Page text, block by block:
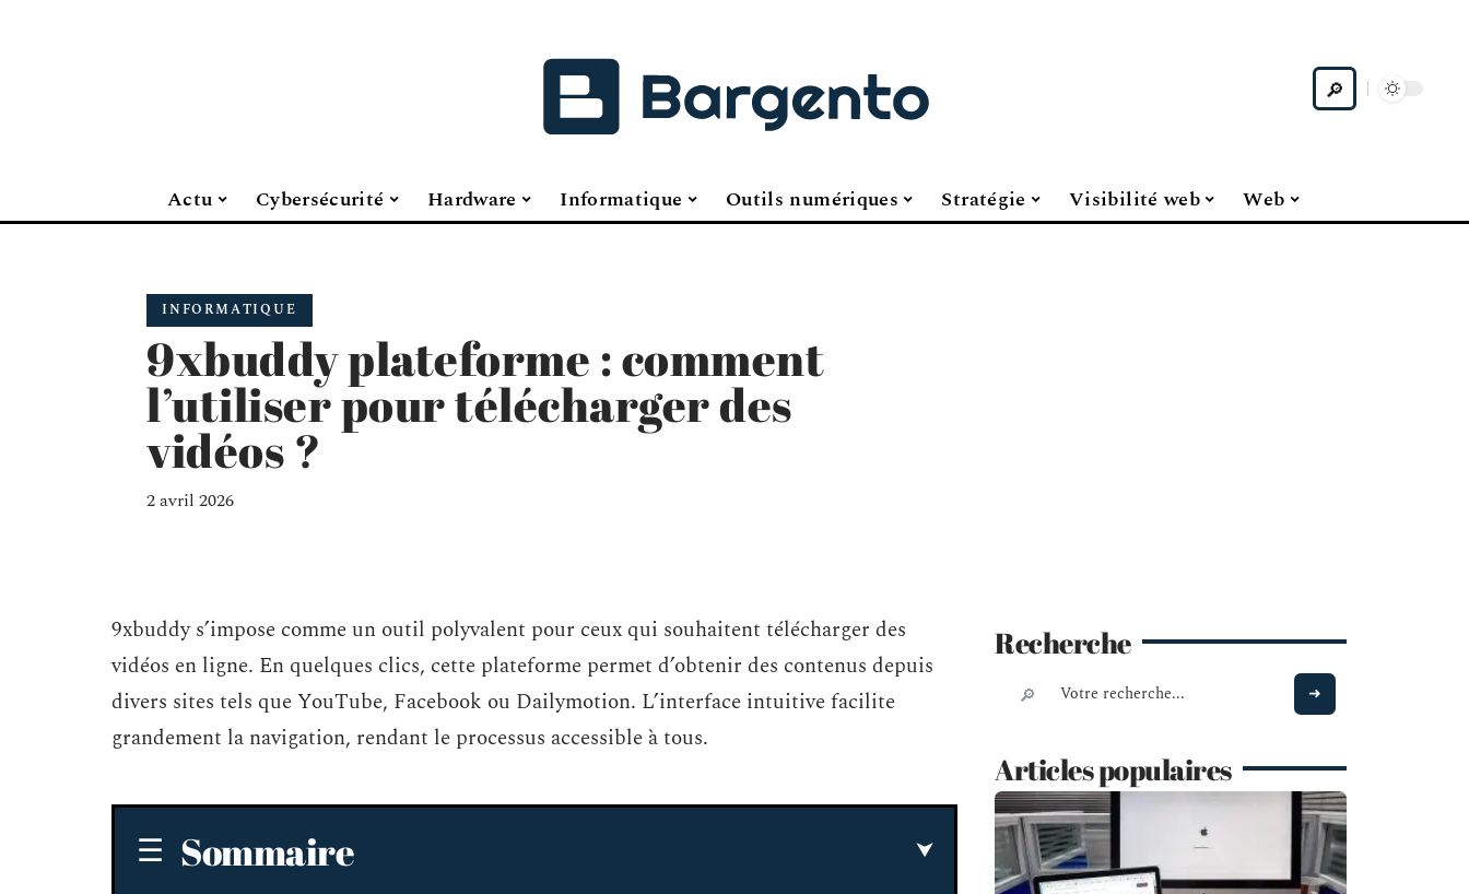
Actu Cybersécurité Hardware Informatique Outils numériques Stratégie Visibilité web Web
INFORMATIQUE
9xbuddy plateforme : comment
l’utiliser pour télécharger des
vidéos ?
2 avril 2026
9xbuddy s’impose comme un outil polyvalent pour ceux qui souhaitent télécharger des
vidéos en ligne. En quelques clics, cette plateforme permet d’obtenir des contenus depuis
divers sites tels que YouTube, Facebook ou Dailymotion. L’interface intuitive facilite
grandement la navigation, rendant le processus accessible à tous.
Sommaire
Recherche
Articles populaires